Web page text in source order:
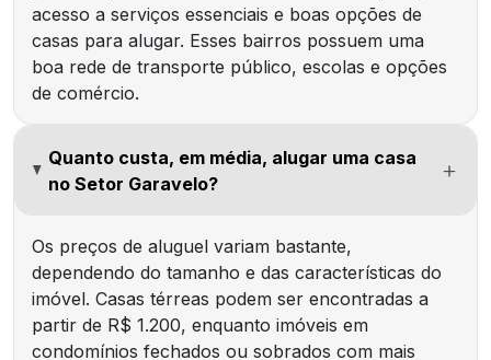
acesso a serviços essenciais e boas opções de
casas para alugar. Esses bairros possuem uma
boa rede de transporte público, escolas e opções
de comércio.
Quanto custa, em média, alugar uma casa
no Setor Garavelo?
Os preços de aluguel variam bastante,
dependendo do tamanho e das características do
imóvel. Casas térreas podem ser encontradas a
partir de R$ 1.200, enquanto imóveis em
condomínios fechados ou sobrados com mais